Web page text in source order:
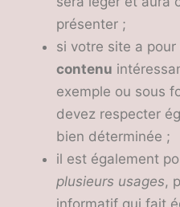
présenter ;
si votre site a
contenu
exemple ou sous
devez respecter
bien déterminée ;
il est également
plusieurs usages,
informatif qui fait